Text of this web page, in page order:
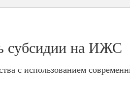
субсидии на ИЖС
с использованием